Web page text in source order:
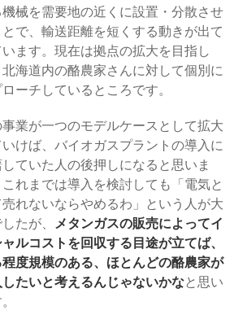
機械を需要地の近くに設置・分散させ
とで、輸送距離を短くする動きが出て
います。現在は拠点の拡大を目指し
北海道内の酪農家さんに対して個別に
ーチしているところです。
事業が一つのモデルケースとして拡大
いけば、バイオガスプラントの導入に
していた人の後押しになると思いま
れまでは導入を検討しても「電気と
売れないならやめるわ」という人が大
たが、
メタンガスの販売によってイ
ルコストを回収する目途が立てば、
程度規模のある、ほとんどの酪農家が
したいと考えるんじゃないかなと思い